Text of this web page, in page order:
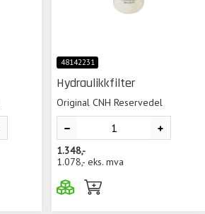
48142231
Hydraulikkfilter
Original CNH Reservedel
1.348,-
1.078,- eks. mva